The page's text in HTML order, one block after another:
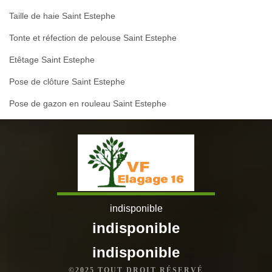
Taille de haie Saint Estephe
Tonte et réfection de pelouse Saint Estephe
Etêtage Saint Estephe
Pose de clôture Saint Estephe
Pose de gazon en rouleau Saint Estephe
indisponible
indisponible
indisponible